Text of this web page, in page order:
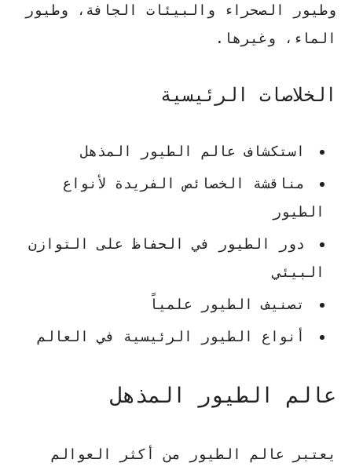
وطيور الصحراء والبيئات الجافة، وطيور
الماء، وغيرها.
الخلاصات الرئيسية
استكشاف عالم الطيور المذهل
مناقشة الخصائص الفريدة لأنواع
الطيور
دور الطيور في الحفاظ على التوازن
البيئي
تصنيف الطيور
علمياً
أنواع الطيور
الرئيسية في العالم
عالم الطيور المذهل
يعتبر عالم الطيور من أكثر العوالم